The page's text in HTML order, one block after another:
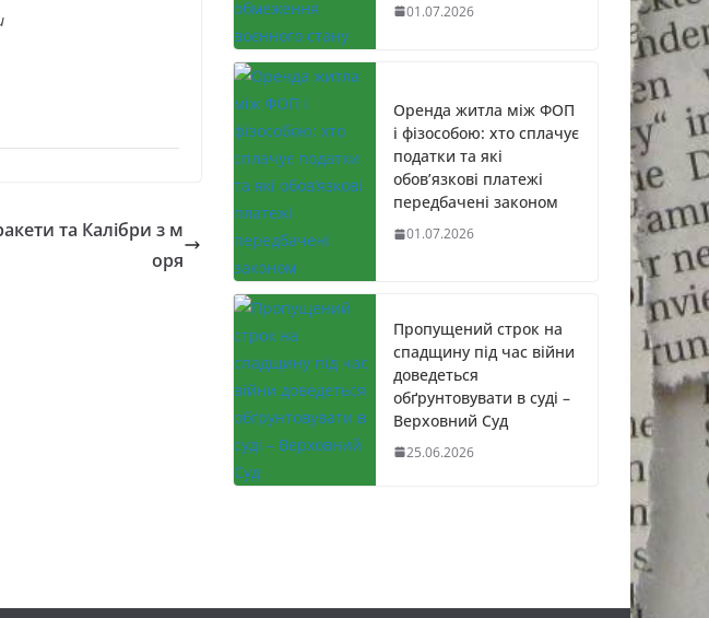
та Калібри з м
оря
01.07.2026
Оренда житла між ФОП
і фізособою: хто сплачує
податки та які
обов’язкові платежі
передбачені законом
01.07.2026
Пропущений строк на
спадщину під час війни
доведеться
обґрунтовувати в суді –
Верховний Суд
25.06.2026